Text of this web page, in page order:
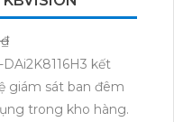
kết
giám sát ban đêm
trong kho hàng.